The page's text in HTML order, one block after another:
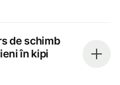
de schimb
în kipi